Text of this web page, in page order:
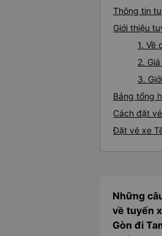
Thông tin
Giới thiệu
1. Về
2.
3.
Bảng tổng
Cách đặt
Đặt vé xe
Những
về tuyến
Gòn đi